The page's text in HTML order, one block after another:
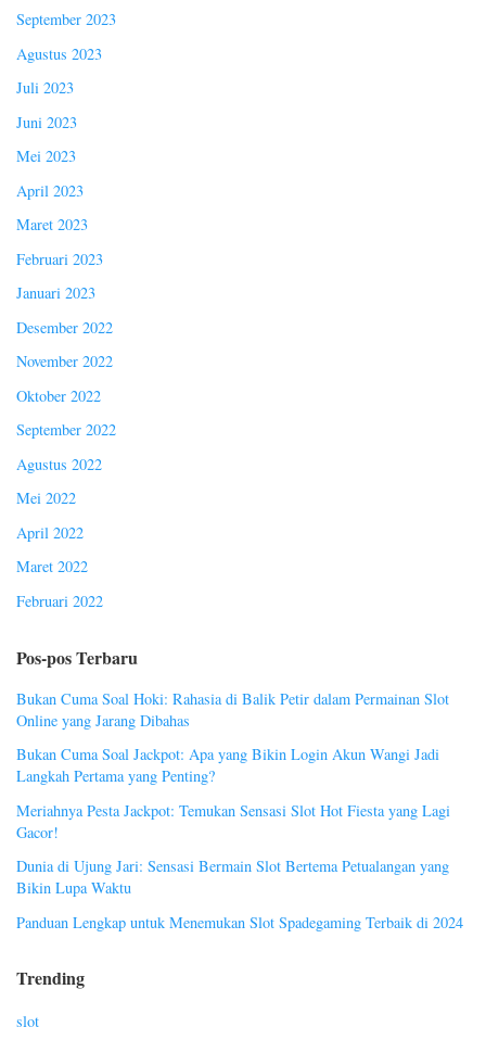
September 2023
Agustus 2023
Juli 2023
Juni 2023
Mei 2023
April 2023
Maret 2023
Februari 2023
Januari 2023
Desember 2022
November 2022
Oktober 2022
September 2022
Agustus 2022
Mei 2022
April 2022
Maret 2022
Februari 2022
Pos-pos Terbaru
Bukan Cuma Soal Hoki: Rahasia di Balik Petir dalam Permainan Slot
Online yang Jarang Dibahas
Bukan Cuma Soal Jackpot: Apa yang Bikin Login Akun Wangi Jadi
Langkah Pertama yang Penting?
Meriahnya Pesta Jackpot: Temukan Sensasi Slot Hot Fiesta yang Lagi
Gacor!
Dunia di Ujung Jari: Sensasi Bermain Slot Bertema Petualangan yang
Bikin Lupa Waktu
Panduan Lengkap untuk Menemukan Slot Spadegaming Terbaik di 2024
Trending
slot